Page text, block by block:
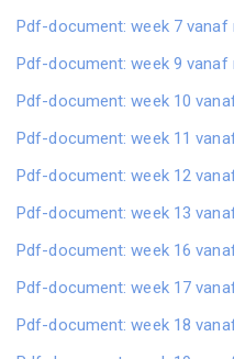
Pdf-document: week 7 vanaf
Pdf-document: week 9 vanaf
Pdf-document: week 10
Pdf-document: week 11
Pdf-document: week 12
Pdf-document: week 13
Pdf-document: week 16
Pdf-document: week 17
Pdf-document: week 18